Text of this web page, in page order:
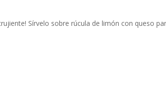
Sírvelo sobre rúcula de limón con queso